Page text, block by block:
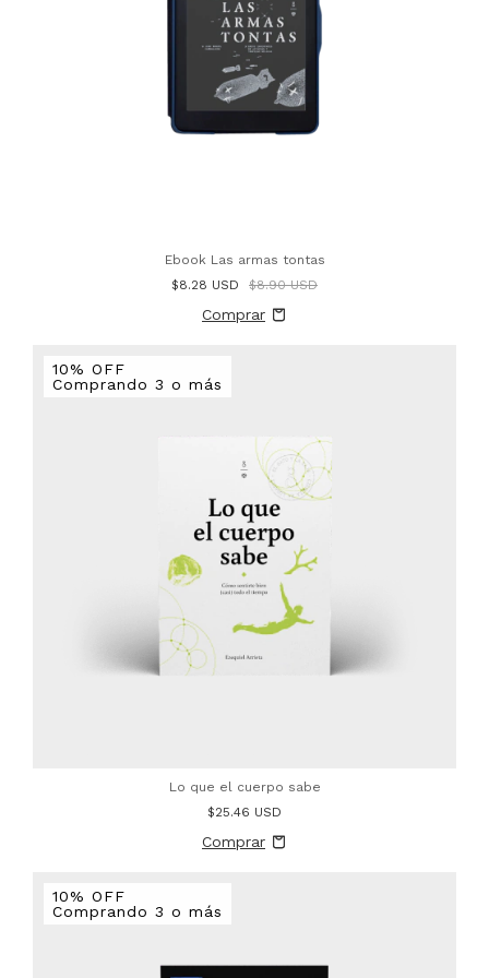
Ebook Las armas tontas
$8.28 USD
$8.90 USD
10% OFF
Comprando 3 o más
Lo que el cuerpo sabe
$25.46 USD
10% OFF
Comprando 3 o más